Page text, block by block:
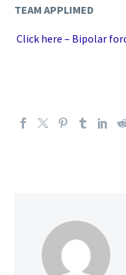
TEAM APPLIMED
Click here – Bipolar